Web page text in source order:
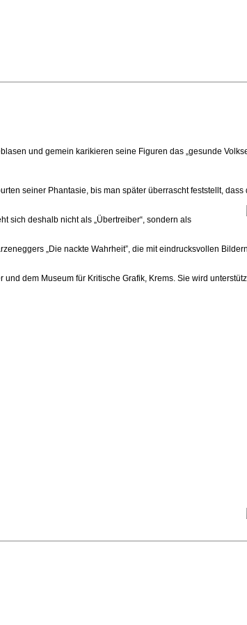
und gemein karikieren seine Figuren das „gesunde
seiner Phantasie, bis man später überrascht feststellt,
sich deshalb nicht als „Übertreiber“, sondern als
„Die nackte Wahrheit”, die mit eindrucksvollen
dem Museum für Kritische Grafik, Krems. Sie wird